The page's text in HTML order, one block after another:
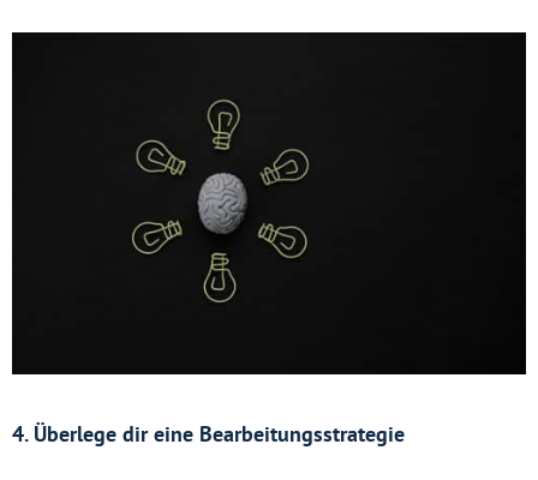
4. Überlege dir eine Bearbeitungsstrategie